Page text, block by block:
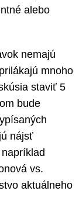
alebo
nemajú
mnoho
staviť 5
bude
nájsť
vs.
aktuálneho